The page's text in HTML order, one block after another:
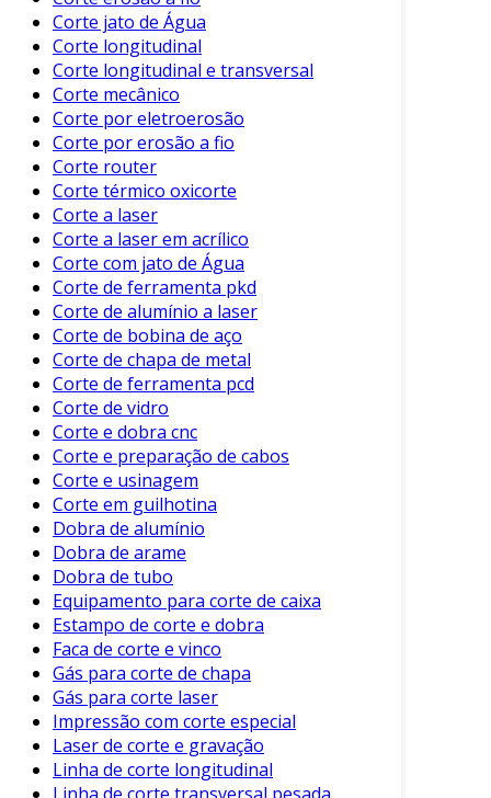
para cortes mais simples, sendo uma
opção viável para processos em larga
escala.
Corte por Jato d’Água
mais espessas, preserva as propriedades
do material, evitando aquecimento
excessivo.
A escolha do processo de corte pode influenciar
diretamente na qualidade do produto final.
Portanto, é importante considerar as
especificidades de cada aplicação.
Aplicações do Corte de Ferrite
O corte de ferrite é amplamente utilizado em
diversas indústrias. Aqui estão algumas
aplicações comuns:
Transformadores
dispositivos de eletricidade, precisam de
materiais altamente eficientes.
Indutores: Essenciais em circuitos
eletrônicos, onde a eficiência energética é
uma prioridade.
Antenas: O ferrite contribui para
melhorar o desempenho em antenas de
rádio e comunicação.
Essas aplicações ilustram a importância do
corte de ferrite em tecnologias modernas. Além
Corte jato de Água
Corte longitudinal
Corte longitudinal e transversal
Corte mecânico
Corte por eletroerosão
Corte por erosão a fio
Corte router
Corte térmico oxicorte
Corte a laser
Corte a laser em acrílico
Corte com jato de Água
Corte de ferramenta pkd
Corte de alumínio a laser
Corte de bobina de aço
Corte de chapa de metal
Corte de ferramenta pcd
Corte de vidro
Corte e dobra cnc
Corte e preparação de cabos
Corte e usinagem
Corte em guilhotina
Dobra de alumínio
Dobra de arame
Dobra de tubo
Equipamento para corte de caixa
Estampo de corte e dobra
Faca de corte e vinco
Gás para corte de chapa
Gás para corte laser
Impressão com corte especial
Laser de corte e gravação
Linha de corte longitudinal